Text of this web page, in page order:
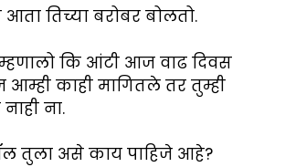
आता तिच्या बरोबर बोलतो.
कि आंटी आज वाढ दिवस
काही मागितले तर तुम्ही
ना.
तुला असे काय पाहिजे आहे?